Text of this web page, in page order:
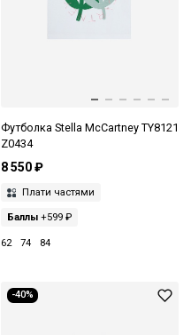
Футболка Stella McCartney TY8121
Z0434
8 550 ₽
Плати частями
Баллы+599 ₽
62 74 84
-40%